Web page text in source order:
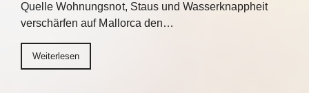
Quelle Wohnungsnot, Staus und Wasserknappheit
verschärfen auf Mallorca den…
Weiterlesen